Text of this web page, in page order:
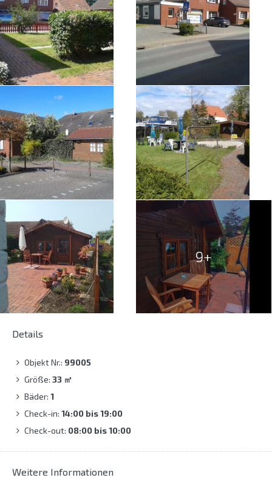
9+
Details
Objekt Nr.: 99005
Größe: 33 ㎡
Bäder: 1
Check-in: 14:00 bis 19:00
Check-out: 08:00 bis 10:00
Weitere Informationen